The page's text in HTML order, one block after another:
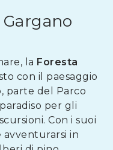
la Foresta
con il paesaggio
parte del Parco
per gli
Con i suoi
avventurarsi in